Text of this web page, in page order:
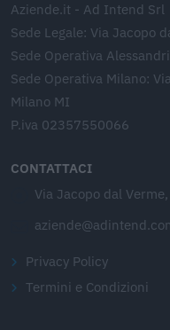
Aziende.it - Ad Intend Srl
Sede Legale: Via Jacopo
Sede Operativa
Sede Operativa Milano:
Milano MI
P.iva 02357550066
CONTATTACI
Via Jacopo dal
Privacy Policy
Termini e Condizioni